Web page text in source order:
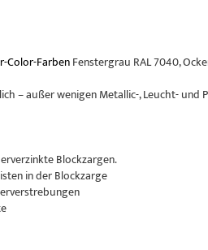
Color-FarbenFenstergrau RAL 7040,
– außer wenigen Metallic-, Leucht-
Blockzargen.
in der Blockzarge